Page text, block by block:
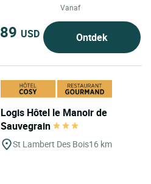
Vanaf
89 USD Ontdek
Logis Hôtel le Manoir de
Sauvegrain
St Lambert Des Bois16 km